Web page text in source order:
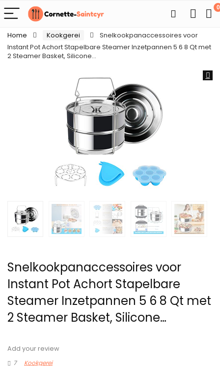
0
Home Kookgerei
Snelkookpanaccessoires voor
Instant Pot Achort Stapelbare Steamer Inzetpannen 5 6 8 Qt met
2 Steamer Basket, Silicone…
Snelkookpanaccessoires voor
Instant Pot Achort Stapelbare
Steamer Inzetpannen 5 6 8 Qt met
2 Steamer Basket, Silicone…
Add your review
7
Kookgerei